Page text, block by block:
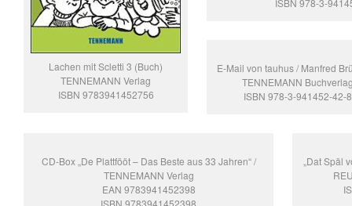
Lachen mit Scletti 3 (Buch)
TENNEMANN Verlag
ISBN 9783941452756
ISBN 978-3-
E-Mail von tauhus / Manfred
TENNEMANN
ISBN 978-3-941452-42-8
CD-Box „De Plattfööt – Das Beste aus 33 Jahren“ /
TENNEMANN Verlag
EAN 9783941452398
ISBN 9783941452398
„Dat Späl